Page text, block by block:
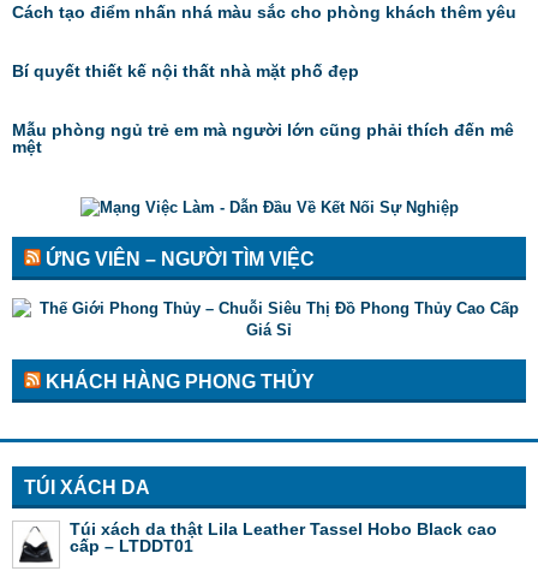
Cách tạo điểm nhấn nhá màu sắc cho phòng khách thêm yêu
Bí quyết thiết kế nội thất nhà mặt phố đẹp
Mẫu phòng ngủ trẻ em mà người lớn cũng phải thích đến mê
mệt
ỨNG VIÊN – NGƯỜI TÌM VIỆC
KHÁCH HÀNG PHONG THỦY
TÚI XÁCH DA
Túi xách da thật Lila Leather Tassel Hobo Black cao
cấp – LTDDT01